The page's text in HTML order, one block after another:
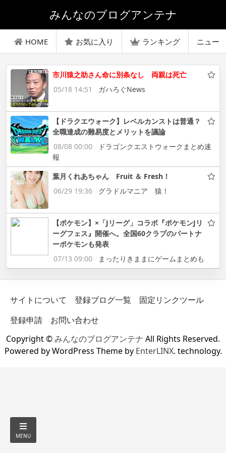
みんなのブログアンテナ
HOME お気に入り ランキング ニュー
市川猿之助さん命に別条なし 両親は死亡
05/18 14:51
ガハろぐNews
【ドラクエウォーク】レベルカンストは普通？
全職達成の難易度とメリットを議論
08/08 00:00
ドラゴンクエストウォークまとめ速
報
葉月くれあちゃん Fruit ＆ Fresh！
06/29 19:36
グラドルマニア 猿！
【ポケモン】×「Jリーグ」コラボ『ポケモンJリ
ーグフェス』開催へ。全国60クラブのパートナ
ーポケモンも発表
07/13 09:00
まったりきままにゲームまとめも
サイトについて 登録ブログ一覧
固定リンクツール
登録申請
お問い合わせ
Copyright ©みんなのブログアンテナ All Rights Reserved.
Powered by WordPress Theme by EnterLINX. technology.
MENU